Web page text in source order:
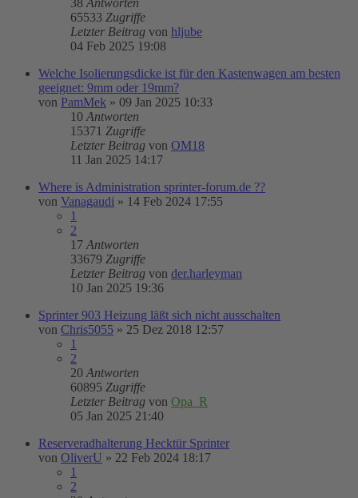
38 Antworten
65533 Zugriffe
Letzter Beitrag von hljube
04 Feb 2025 19:08
Welche Isolierungsdicke ist für den Kastenwagen am besten
geeignet: 9mm oder 19mm?
von PamMek » 09 Jan 2025 10:33
10 Antworten
15371 Zugriffe
Letzter Beitrag von OM18
11 Jan 2025 14:17
Where is Administration sprinter-forum.de ??
von Vanagaudi » 14 Feb 2024 17:55
1
2
17 Antworten
33679 Zugriffe
Letzter Beitrag von der.harleyman
10 Jan 2025 19:36
Sprinter 903 Heizung läßt sich nicht ausschalten
von Chris5055 » 25 Dez 2018 12:57
1
2
20 Antworten
60895 Zugriffe
Letzter Beitrag von Opa_R
05 Jan 2025 21:40
Reserveradhalterung Hecktür Sprinter
von OliverU » 22 Feb 2024 18:17
1
2